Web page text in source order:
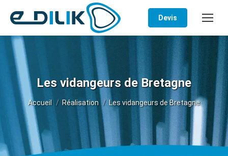
Devis
Les vidangeurs de Bretagne
Vous êtes ici :
Accueil Réalisation Les vidangeurs de Bretagne